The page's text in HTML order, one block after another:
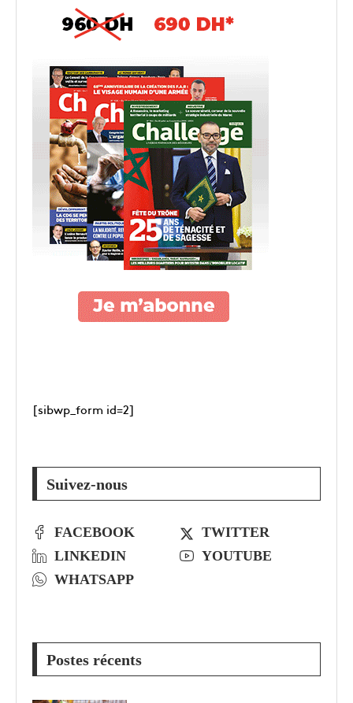
[sibwp_form id=2]
Suivez-nous
FACEBOOK
TWITTER
LINKEDIN
YOUTUBE
WHATSAPP
Postes récents